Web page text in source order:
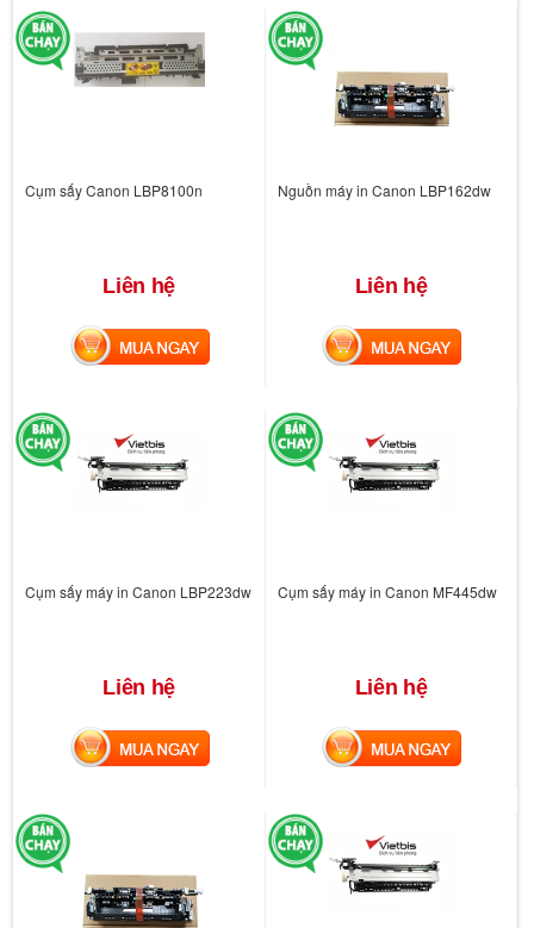
Cụm sấy Canon LBP8100n
Liên hệ
MUA NGAY
Nguồn máy in Canon LBP162dw
Liên hệ
MUA NGAY
Cụm sấy máy in Canon LBP223dw
Liên hệ
MUA NGAY
Cụm sấy máy in Canon MF445dw
Liên hệ
MUA NGAY